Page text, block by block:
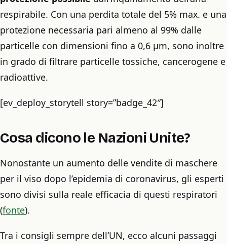
respirabile. Con una perdita totale del 5% max. e una
protezione necessaria pari almeno al 99% dalle
particelle con dimensioni fino a 0,6 μm, sono inoltre
in grado di filtrare particelle tossiche, cancerogene e
radioattive.
[ev_deploy_storytell story=”badge_42″]
Cosa dicono le Nazioni Unite?
Nonostante un aumento delle vendite di maschere
per il viso dopo l’epidemia di coronavirus, gli esperti
sono divisi sulla reale efficacia di questi respiratori
(fonte).
Tra i consigli sempre dell’UN, ecco alcuni passaggi